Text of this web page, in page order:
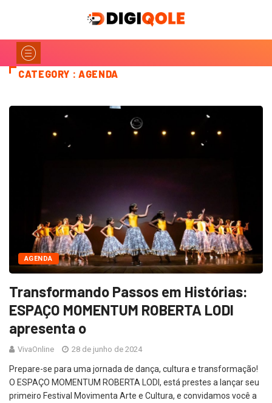
CATEGORY : AGENDA
AGENDA
Transformando Passos em Histórias:
ESPAÇO MOMENTUM ROBERTA LODI
apresenta o
VivaOnline 28 de junho de 2024
Prepare-se para uma jornada de dança, cultura e transformação!
O ESPAÇO MOMENTUM ROBERTA LODI, está prestes a lançar seu
primeiro Festival Movimenta Arte e Cultura, e convidamos você a